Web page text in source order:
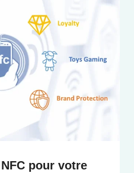
pour votre